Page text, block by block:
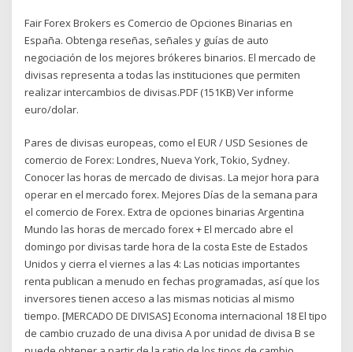
Fair Forex Brokers es Comercio de Opciones Binarias en
España. Obtenga reseñas, señales y guías de auto
negociación de los mejores brókeres binarios. El mercado de
divisas representa a todas las instituciones que permiten
realizar intercambios de divisas.PDF (151KB) Ver informe
euro/dolar.
Pares de divisas europeas, como el EUR / USD Sesiones de
comercio de Forex: Londres, Nueva York, Tokio, Sydney.
Conocer las horas de mercado de divisas. La mejor hora para
operar en el mercado forex. Mejores Días de la semana para
el comercio de Forex. Extra de opciones binarias Argentina
Mundo las horas de mercado forex + El mercado abre el
domingo por divisas tarde hora de la costa Este de Estados
Unidos y cierra el viernes a las 4: Las noticias importantes
renta publican a menudo en fechas programadas, así que los
inversores tienen acceso a las mismas noticias al mismo
tiempo. [MERCADO DE DIVISAS] Economa internacional 18 El tipo
de cambio cruzado de una divisa A por unidad de divisa B se